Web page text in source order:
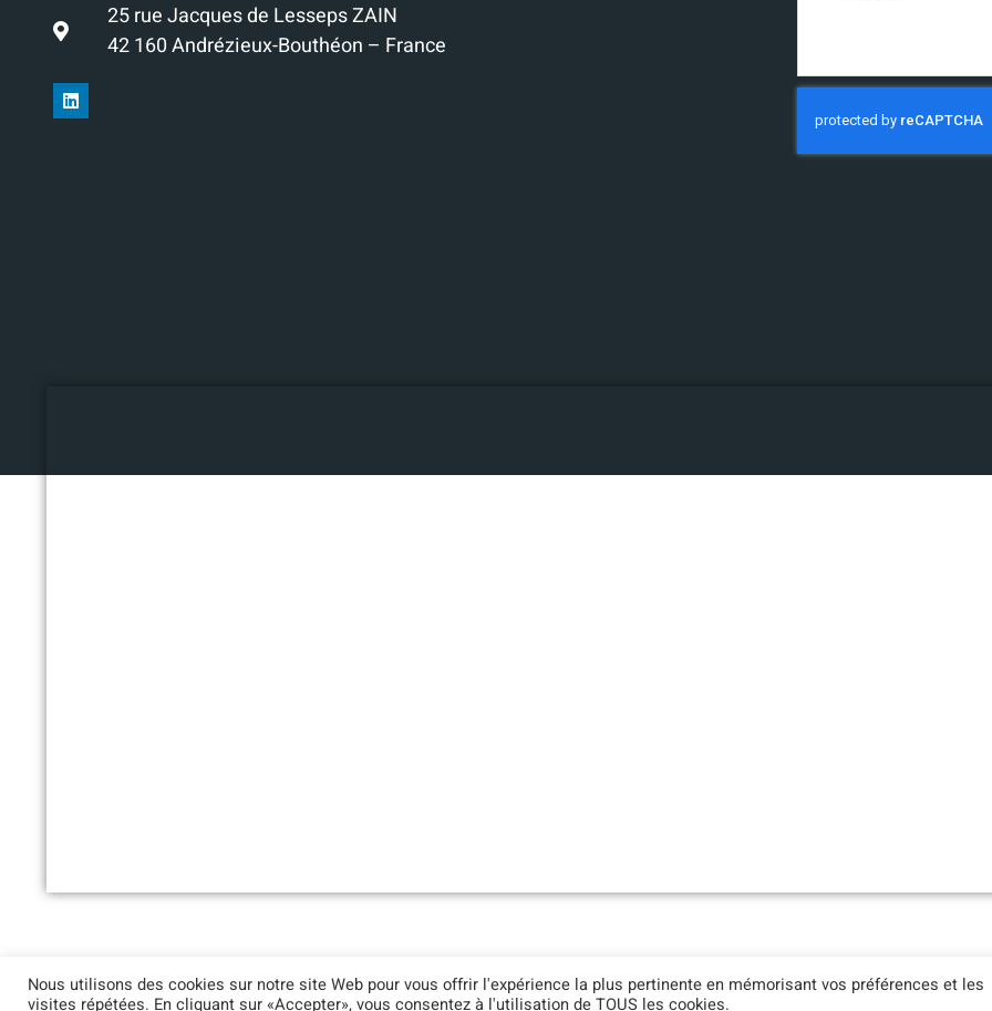
25 rue Jacques de Lesseps ZAIN
42 160 Andrézieux-Bouthéon – France
Nous utilisons des cookies sur notre site Web pour vous offrir l'expérience la plus pertinente en mémorisant vos préférences et les
visites répétées. En cliquant sur «Accepter», vous consentez à l'utilisation de TOUS les cookies.